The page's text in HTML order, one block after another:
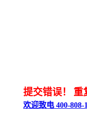
提交错误！ 重
欢迎致电 400-808-